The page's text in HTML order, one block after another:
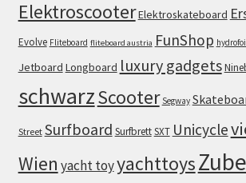
ElektroscooterElektroskateboard
Evolve Fliteboard fliteboard austria FunShop
Jetboard Longboard luxury gadgets
schwarzScooter Segway
Street Surfboard SurfbrettSXT Unicycle
Wien yacht toyyachttoys